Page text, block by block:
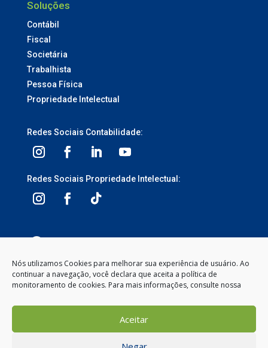
Nós utilizamos Cookies para melhorar sua experiência de usuário. Ao
continuar a navegação, você declara que aceita a política de
monitoramento de cookies. Para mais informações, consulte nossa
Aceitar
Soluções
Contábil
Fiscal
Societária
Trabalhista
Pessoa Física
Propriedade Intelectual
Redes Sociais Contabilidade:
Redes Sociais Propriedade Intelectual:
Segunda à Sexta-feira
8:00 às 12:00 – 13:30 às 18:00